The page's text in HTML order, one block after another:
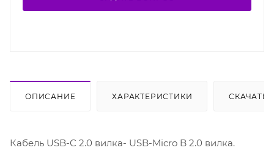
ОПИСАНИЕ ХАРАКТЕРИСТИКИ СКАЧАТЬ
Кабель USB-C 2.0 вилка- USB-Micro B 2.0 вилка.